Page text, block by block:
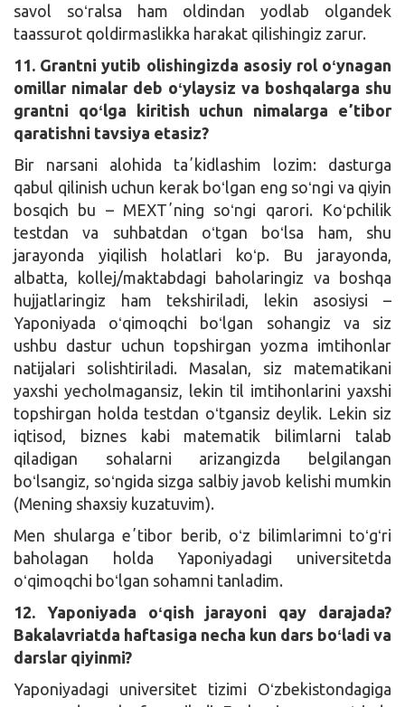
savol soʻralsa ham oldindan yodlab olgandek
taassurot qoldirmaslikka harakat qilishingiz zarur.
11. Grantni yutib olishingizda asosiy rol oʻynagan
omillar nimalar deb oʻylaysiz va boshqalarga shu
grantni qoʻlga kiritish uchun nimalarga eʼtibor
qaratishni tavsiya etasiz?
Bir narsani alohida taʼkidlashim lozim: dasturga
qabul qilinish uchun kerak boʻlgan eng soʻngi va qiyin
bosqich bu – MEXTʼning soʻngi qarori. Koʻpchilik
testdan va suhbatdan oʻtgan boʻlsa ham, shu
jarayonda yiqilish holatlari koʻp. Bu jarayonda,
albatta, kollej/maktabdagi baholaringiz va boshqa
hujjatlaringiz ham tekshiriladi, lekin asosiysi –
Yaponiyada oʻqimoqchi boʻlgan sohangiz va siz
ushbu dastur uchun topshirgan yozma imtihonlar
natijalari solishtiriladi. Masalan, siz matematikani
yaxshi yecholmagansiz, lekin til imtihonlarini yaxshi
topshirgan holda testdan oʻtgansiz deylik. Lekin siz
iqtisod, biznes kabi matematik bilimlarni talab
qiladigan sohalarni arizangizda belgilangan
boʻlsangiz, soʻngida sizga salbiy javob kelishi mumkin
(Mening shaxsiy kuzatuvim).
Men shularga eʼtibor berib, oʻz bilimlarimni toʻgʻri
baholagan holda Yaponiyadagi universitetda
oʻqimoqchi boʻlgan sohamni tanladim.
12. Yaponiyada oʻqish jarayoni qay darajada?
Bakalavriatda haftasiga necha kun dars boʻladi va
darslar qiyinmi?
Yaponiyadagi universitet tizimi Oʻzbekistondagiga